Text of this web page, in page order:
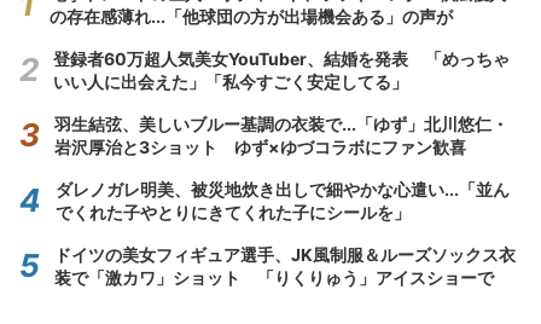
の存在感薄れ...「他球団の方が出場機会ある」の声が
登録者60万超人気美女YouTuber、結婚を発表 「めっちゃ
いい人に出会えた」「私今すごく安定してる」
羽生結弦、美しいブルー基調の衣装で...「ゆず」北川悠仁・
岩沢厚治と3ショット ゆず×ゆづコラボにファン歓喜
ダレノガレ明美、被災地炊き出しで細やかな心遣い...「並ん
でくれた子やとりにきてくれた子にシールを」
ドイツの美女フィギュア選手、JK風制服＆ルーズソックス衣
装で「激カワ」ショット 「りくりゅう」アイスショーで